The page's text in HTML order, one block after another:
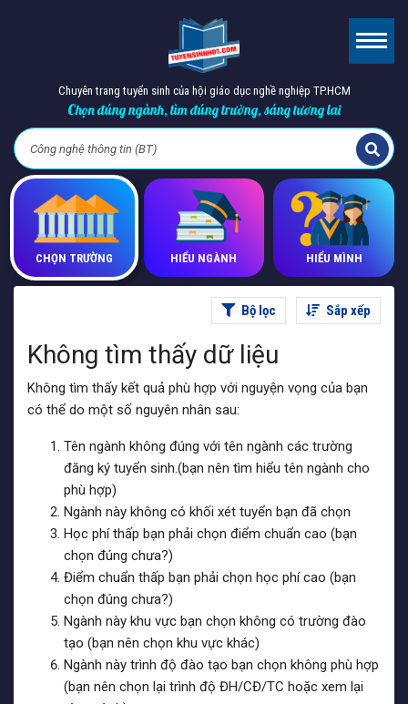
Chuyên trang tuyển sinh của hội giáo dục nghề nghiệp TP.HCM
Chọn đúng ngành, tìm đúng trường, sáng tương lai
HIỂU MÌNH
HIỂU NGÀNH
CHỌN TRƯỜNG
Bộ lọc Sắp xếp
Không tìm thấy dữ liệu
Không tìm thấy kết quả phù hợp với nguyện vọng của bạn
có thể do một số nguyên nhân sau:
Tên ngành không đúng với tên ngành các trường
đăng ký tuyển sinh.(bạn nên tìm hiểu tên ngành cho
phù hợp)
Ngành này không có khối xét tuyển bạn đã chọn
Học phí thấp bạn phải chọn điểm chuẩn cao (bạn
chọn đúng chưa?)
Điểm chuẩn thấp bạn phải chọn học phí cao (bạn
chọn đúng chưa?)
Ngành này khu vực bạn chọn không có trường đào
tạo (bạn nên chọn khu vực khác)
Ngành này trình độ đào tạo bạn chọn không phù hợp
(bạn nên chọn lại trình độ ĐH/CĐ/TC hoặc xem lại